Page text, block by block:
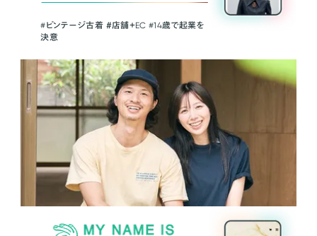
#ビンテージ古着 ＃店舗＋EC #14歳で起業を
決意